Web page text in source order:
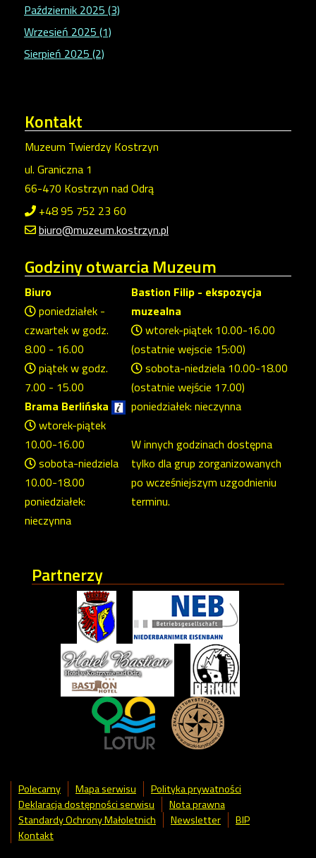
Październik 2025 (3)
Wrzesień 2025 (1)
Sierpień 2025 (2)
Kontakt
Muzeum Twierdzy Kostrzyn
ul. Graniczna 1
66-470 Kostrzyn nad Odrą
+48 95 752 23 60
biuro@muzeum.kostrzyn.pl
Godzinyotwarcia Muzeum
Biuro
poniedziałek -
czwartek w godz.
8.00 - 16.00
piątek w godz.
7.00 - 15.00
Brama Berlińska
wtorek-piątek
10.00-16.00
sobota-niedziela
10.00-18.00
poniedziałek:
nieczynna
Bastion Filip - ekspozycja
muzealna
wtorek-piątek 10.00-16.00
(ostatnie wejscie 15:00)
sobota-niedziela 10.00-18.00
(ostatnie wejście 17.00)
poniedziałek: nieczynna
W innych godzinach dostępna
tylko dla grup zorganizowanych
po wcześniejszym uzgodnieniu
terminu.
Partnerzy
Polecamy Mapa serwisu
Polityka prywatności
Deklaracja dostępności serwisu
Nota prawna
Standardy Ochrony Małoletnich
Newsletter
BIP
Kontakt